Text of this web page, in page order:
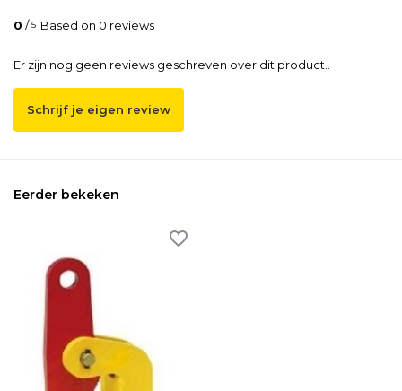
0 /5 Based on 0 reviews
Er zijn nog geen reviews geschreven over dit product..
Schrijf je eigen review
Eerder bekeken